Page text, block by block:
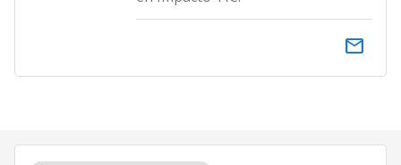
email